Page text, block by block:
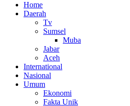
Home
Daerah
Tv
Sumsel
Muba
Jabar
Aceh
International
Nasional
Umum
Ekonomi
Fakta Unik